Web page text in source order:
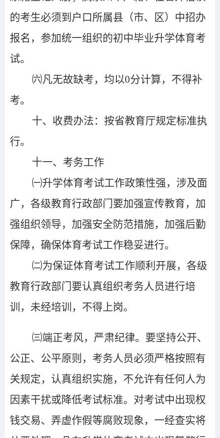
的考生必须到户口所属县（市、区）中招办
报名，参加统一组织的初中毕业升学体育考
试。
㈥凡无故缺考， 均以0分计算，不得补
考。
十、收费办法： 按省教育厅规定标准执
行。
十一、考务工作
㈠升学体育考试工作政策性强，涉及面
广，各级教育行政部门要加强宣传教育，加
强组织领导，加强安全防范措施，加强后勤
保障，确保体育考试工作稳妥进行。
㈡为保证体育考试工作顺利开展，各级
教育行政部门要认真组织考务人员进行培
训，未经培训，不得上岗。
㈢端正考风，严肃纪律。要坚持公开、
公正、公平原则，考务人员必须严格按照有
关规定，认真组织实施，不允许有任何人为
因素干扰或降低考试标准。对考试中出现权
钱交易、弄虚作假等腐败现象，一经查实将